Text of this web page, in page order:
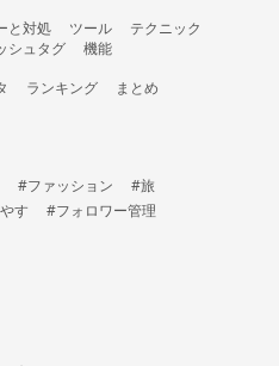
と対処 ツール
テクニック
シュタグ
機能
ランキング まとめ
#ファッション
#旅
す
#フォロワー管理